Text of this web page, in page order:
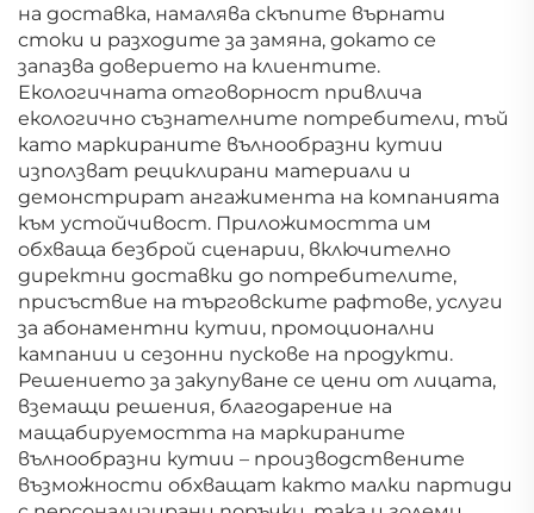
на доставка, намалява скъпите върнати
стоки и разходите за замяна, докато се
запазва доверието на клиентите.
Екологичната отговорност привлича
екологично съзнателните потребители, тъй
като маркираните вълнообразни кутии
използват рециклирани материали и
демонстрират ангажимента на компанията
към устойчивост. Приложимостта им
обхваща безброй сценарии, включително
директни доставки до потребителите,
присъствие на търговските рафтове, услуги
за абонаментни кутии, промоционални
кампании и сезонни пускове на продукти.
Решението за закупуване се цени от лицата,
вземащи решения, благодарение на
мащабируемостта на маркираните
вълнообразни кутии – производствените
възможности обхващат както малки партиди